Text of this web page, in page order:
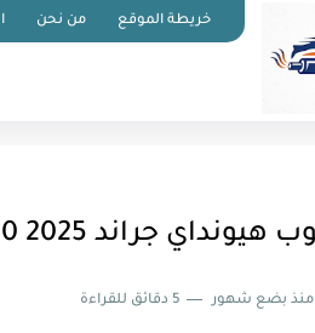
خريطة الموقع من نحن
منذ بضع شهور 5 دقائق للقراءة